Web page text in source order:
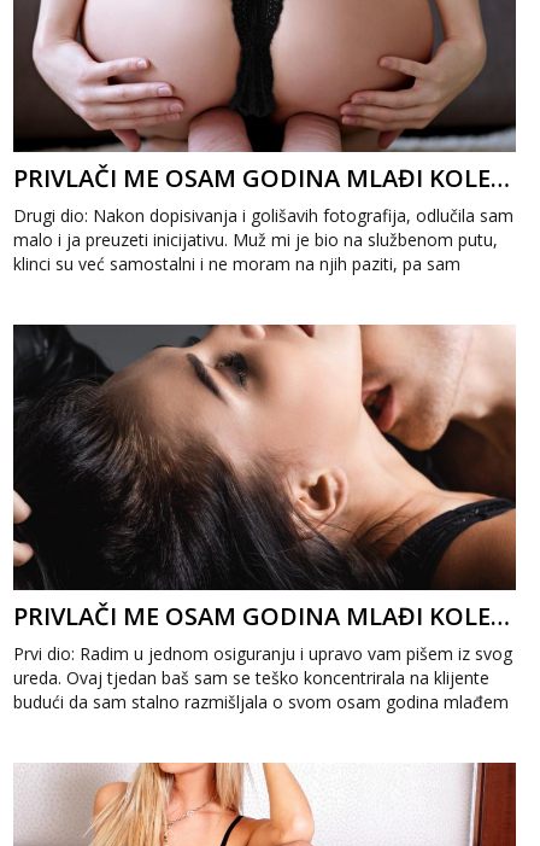
PRIVLAČI ME OSAM GODINA MLAĐI KOLEGA 2
Drugi dio: Nakon dopisivanja i golišavih fotografija, odlučila sam
malo i ja preuzeti inicijativu. Muž mi je bio na službenom putu,
klinci su već samostalni i ne moram na njih paziti, pa sam
PRIVLAČI ME OSAM GODINA MLAĐI KOLEGA 1
Prvi dio: Radim u jednom osiguranju i upravo vam pišem iz svog
ureda. Ovaj tjedan baš sam se teško koncentrirala na klijente
budući da sam stalno razmišljala o svom osam godina mlađem